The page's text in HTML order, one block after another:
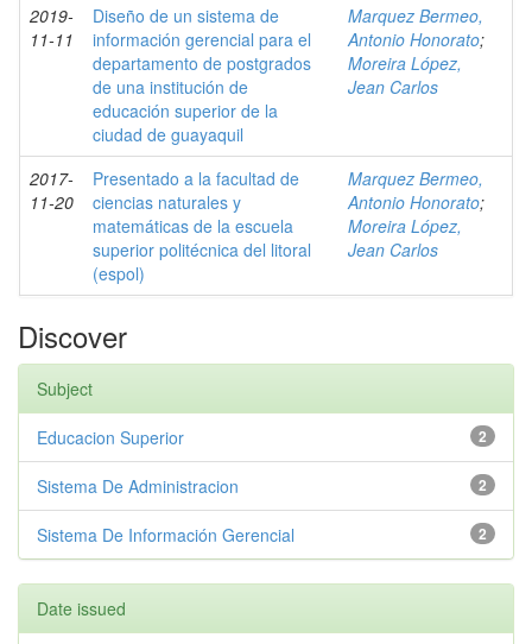
2019-
11-11
Diseño de un sistema de
información gerencial para el
departamento de postgrados
de una institución de
educación superior de la
ciudad de guayaquil
Marquez Bermeo,
Antonio Honorato;
Moreira López,
Jean Carlos
2017-
11-20
Presentado a la facultad de
ciencias naturales y
matemáticas de la escuela
superior politécnica del litoral
(espol)
Marquez Bermeo,
Antonio Honorato;
Moreira López,
Jean Carlos
Discover
Subject
2
Educacion Superior
2
Sistema De Administracion
2
Sistema De Información Gerencial
Date issued